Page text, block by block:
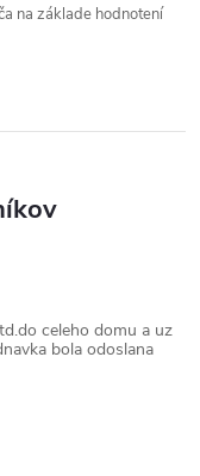
na základe hodnotení
celeho domu a uz
bola odoslana